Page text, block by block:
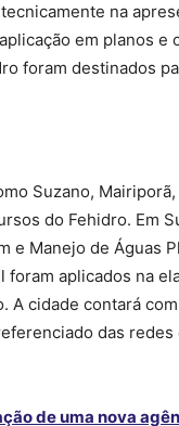
na
em planos e
foram destinados
Suzano,
do Fehidro. Em
e Manejo de Águas
aplicados na
cidade contará
das
de uma nova